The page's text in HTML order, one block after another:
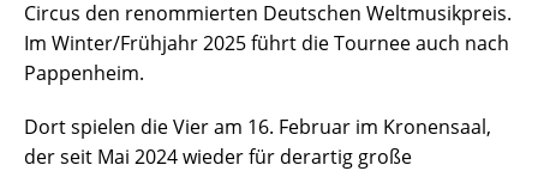
Circus den renommierten Deutschen Weltmusikpreis.
Im Winter/Frühjahr 2025 führt die Tournee auch nach
Pappenheim.
Dort spielen die Vier am 16. Februar im Kronensaal,
der seit Mai 2024 wieder für derartig große